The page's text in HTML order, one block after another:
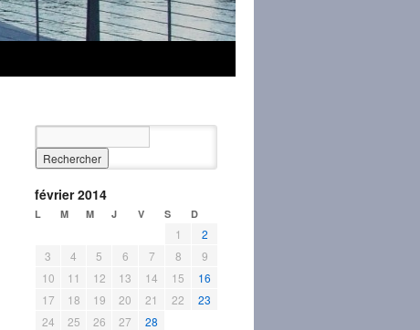
février 2014
L M M J V S D
1
2
3
4 5 6 7 8
9
10
11 12 13 14 15
16
17
18 19 20 21 22
23
24
25 26 27
28